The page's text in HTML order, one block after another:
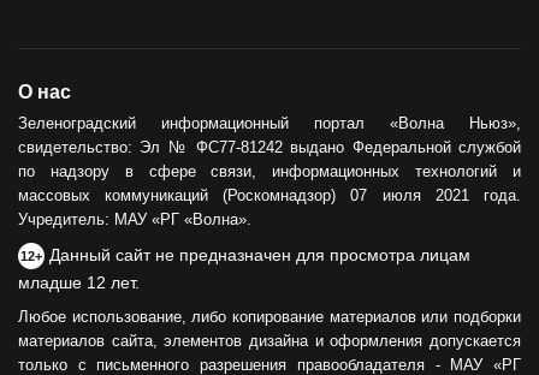
О нас
Зеленоградский информационный портал «Волна Ньюз»,
свидетельство: Эл № ФС77-81242 выдано Федеральной службой
по надзору в сфере связи, информационных технологий и
массовых коммуникаций (Роскомнадзор) 07 июля 2021 года.
Учредитель: МАУ «РГ «Волна».
12+ Данный сайт не предназначен для просмотра лицам
младше 12 лет.
Любое использование, либо копирование материалов или подборки
материалов сайта, элементов дизайна и оформления допускается
только с письменного разрешения правообладателя - МАУ «РГ